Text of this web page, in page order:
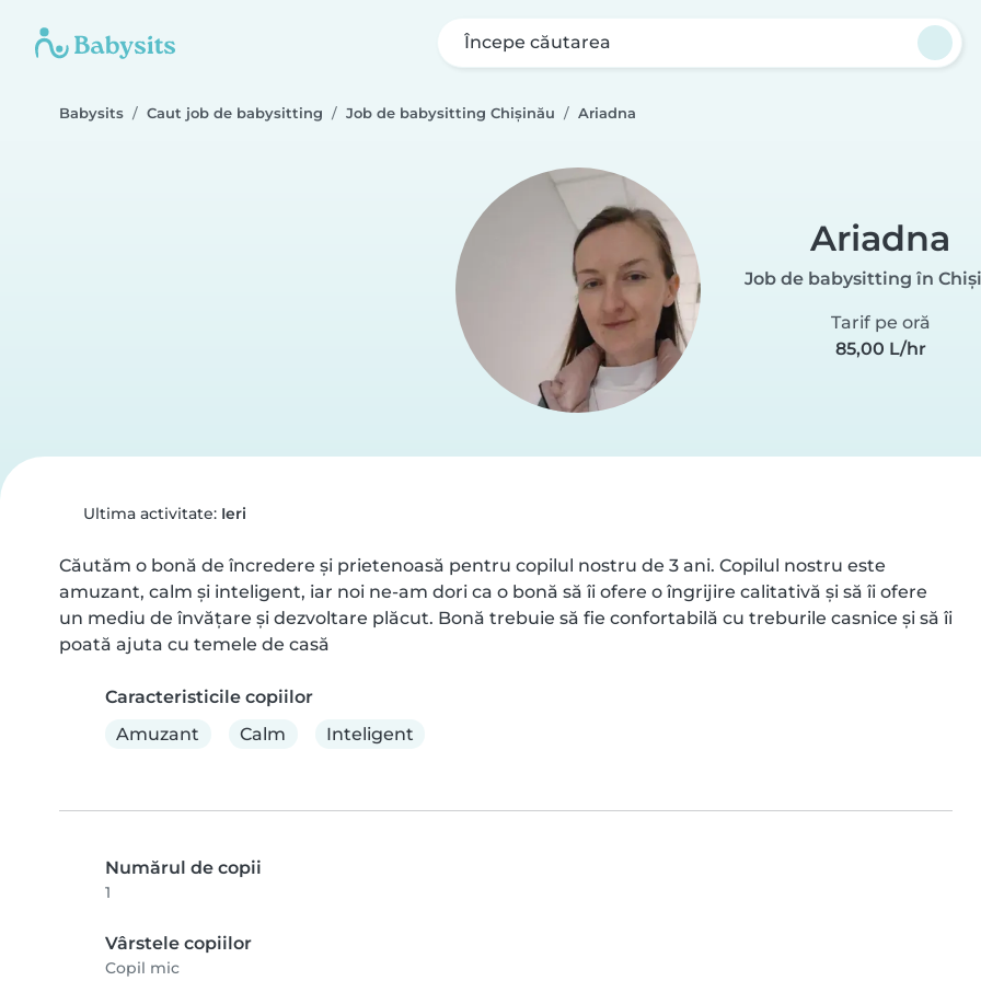
Începe căutarea
Babysits Caut job de babysitting Job de babysitting Chișinău Ariadna
Ariadna
Job de babysitting în
Tarif pe oră
85,00 L/hr
Ultima activitate: Ieri
Căutăm o bonă de încredere și prietenoasă pentru copilul nostru de 3 ani. Copilul nostru este
amuzant, calm și inteligent, iar noi ne-am dori ca o bonă să îi ofere o îngrijire calitativă și să îi ofere
un mediu de învățare și dezvoltare plăcut. Bonă trebuie să fie confortabilă cu treburile casnice și să îi
poată ajuta cu temele de casă
Caracteristicile copiilor
Amuzant
Calm Inteligent
Numărul de copii
1
Vârstele copiilor
Copil mic